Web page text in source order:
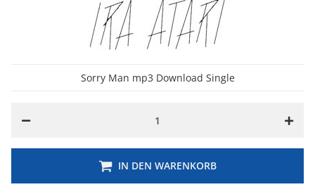
Sorry Man mp3 Download Single
IN DEN WARENKORB